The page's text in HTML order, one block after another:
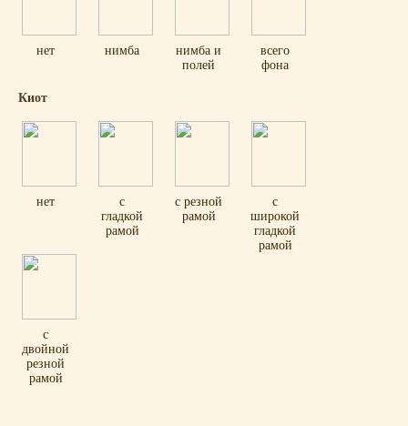
нет нимба
нимба и
полей
всего
фона
Киот
нет
с
гладкой
рамой
с резной
рамой
с
широкой
гладкой
рамой
с
двойной
резной
рамой